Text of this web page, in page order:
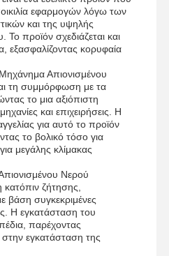
εφαρμογών λόγω των
και της υψηλής
προϊόν σχεδιάζεται και
εξασφαλίζοντας κορυφαία
Απιονισμένου
τη συμμόρφωση με τα
το μια αξιόπιστη
και επιχειρήσεις. Η
για αυτό το προϊόν
το βολικό τόσο για
μεγάλης κλίμακας
Νερού
κατόπιν ζήτησης,
βάση συγκεκριμένες
Η εγκατάσταση του
παρέχοντας
στην εγκατάσταση της